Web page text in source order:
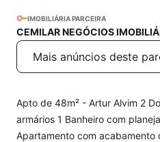
IMOBILIÁRIA PARCEIRA
CEMILAR NEGÓCIOS
Mais anúncios deste
Apto de 48m² - Artur Alvim 2
armários 1 Banheiro com
Apartamento com acabamento